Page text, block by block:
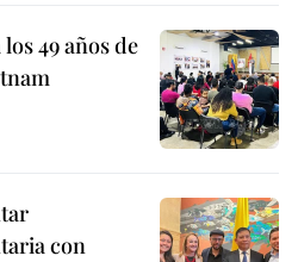
49 años de
con